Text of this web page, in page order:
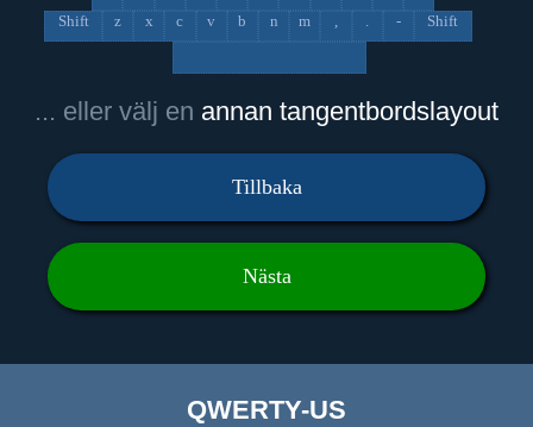
Shift
z x c v b n m , . - Shift
... eller välj en annan tangentbordslayout
Tillbaka
Nästa
QWERTY-US